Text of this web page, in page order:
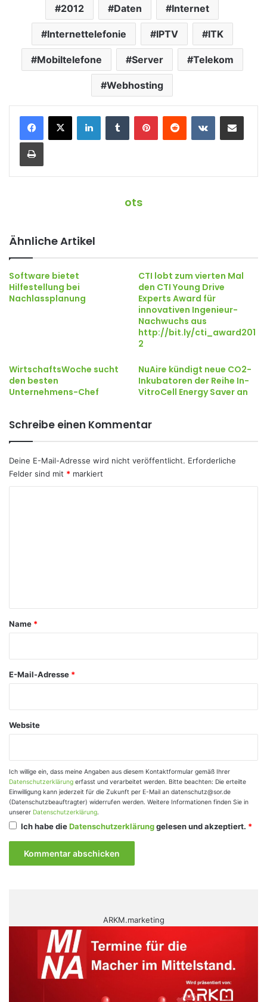
2012 Daten Internet
Internettelefonie IPTV ITK
Mobiltelefone Server Telekom
Webhosting
ots
Ähnliche Artikel
Software bietet
Hilfestellung bei
Nachlassplanung
CTI lobt zum vierten Mal
den CTI Young Drive
Experts Award für
innovativen Ingenieur-
Nachwuchs aus
http://bit.ly/cti_award201
2
WirtschaftsWoche sucht
den besten
Unternehmens-Chef
NuAire kündigt neue CO2-
Inkubatoren der Reihe In-
VitroCell Energy Saver an
Schreibe einen Kommentar
Deine E-Mail-Adresse wird nicht veröffentlicht. Erforderliche
Felder sind mit * markiert
a
Name *
E-Mail-Adresse *
Website
Ich willige ein, dass meine Angaben aus diesem Kontaktformular gemäß Ihrer
Datenschutzerklärung erfasst und verarbeitet werden. Bitte beachten: Die erteilte
Einwilligung kann jederzeit für die Zukunft per E-Mail an datenschutz@sor.de
(Datenschutzbeauftragter) widerrufen werden. Weitere Informationen finden Sie in
unserer Datenschutzerklärung.
Ich habe dieDatenschutzerklärunggelesen und akzeptiert. *
ARKM.marketing